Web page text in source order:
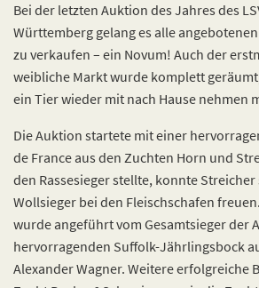
Bei der letzten Auktion des Jahres des
Württemberg gelang es alle
zu verkaufen – ein Novum! Auch der
weibliche Markt wurde komplett
ein Tier wieder mit nach Hause nehmen
Die Auktion startete mit einer
de France aus den Zuchten Horn und
den Rassesieger stellte, konnte
Wollsieger bei den Fleischschafen
wurde angeführt vom Gesamtsieger der
hervorragenden Suffolk-Jährlingsbock
Alexander Wagner. Weitere erfolgreiche